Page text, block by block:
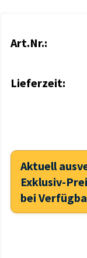
Art.Nr.:
Lieferzeit:
Aktuell
Exklusiv-
bei